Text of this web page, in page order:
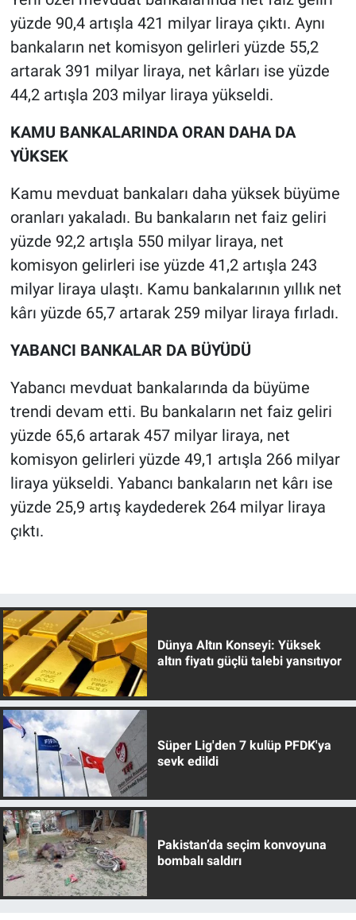
yüzde 90,4 artışla 421 milyar liraya çıktı. Aynı
bankaların net komisyon gelirleri yüzde 55,2
artarak 391 milyar liraya, net kârları ise yüzde
44,2 artışla 203 milyar liraya yükseldi.
KAMU BANKALARINDA ORAN DAHA DA
YÜKSEK
Kamu mevduat bankaları daha yüksek büyüme
oranları yakaladı. Bu bankaların net faiz geliri
yüzde 92,2 artışla 550 milyar liraya, net
komisyon gelirleri ise yüzde 41,2 artışla 243
milyar liraya ulaştı. Kamu bankalarının yıllık net
kârı yüzde 65,7 artarak 259 milyar liraya fırladı.
YABANCI BANKALAR DA BÜYÜDÜ
Yabancı mevduat bankalarında da büyüme
trendi devam etti. Bu bankaların net faiz geliri
yüzde 65,6 artarak 457 milyar liraya, net
komisyon gelirleri yüzde 49,1 artışla 266 milyar
liraya yükseldi. Yabancı bankaların net kârı ise
yüzde 25,9 artış kaydederek 264 milyar liraya
çıktı.
Dünya Altın Konseyi: Yüksek
altın fiyatı güçlü talebi yansıtıyor
Süper Lig'den 7 kulüp PFDK'ya
sevk edildi
Pakistan’da seçim konvoyuna
bombalı saldırı